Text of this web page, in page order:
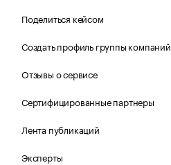
Поделиться кейсом
Создать профиль группы компаний
Отзывы о сервисе
Сертифицированные партнеры
Лента публикаций
Эксперты